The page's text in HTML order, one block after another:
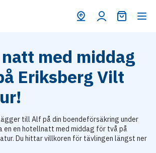
med middag
Eriksberg Vilt
till Alf på din boendeförsäkring under
en en hotellnatt med middag för två på
Du hittar villkoren för tävlingen längst ner